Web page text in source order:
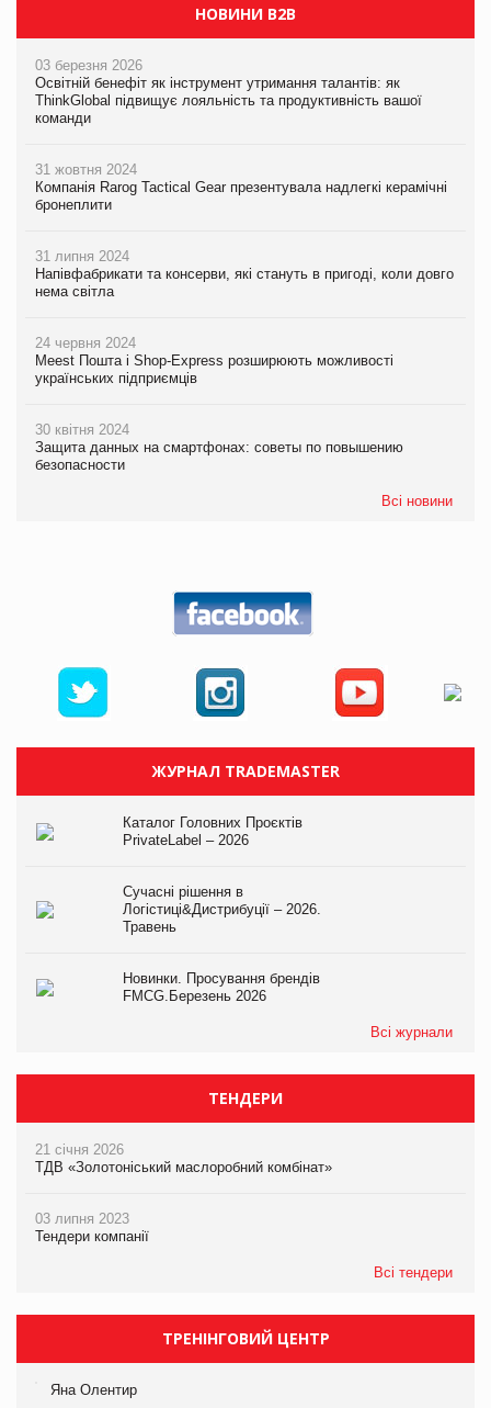
НОВИНИ B2B
03 березня 2026
Освітній бенефіт як інструмент утримання талантів: як
ThinkGlobal підвищує лояльність та продуктивність вашої
команди
31 жовтня 2024
Компанія Rarog Tactical Gear презентувала надлегкі керамічні
бронеплити
31 липня 2024
Напівфабрикати та консерви, які стануть в пригоді, коли довго
нема світла
24 червня 2024
Meest Пошта і Shop-Express розширюють можливості
українських підприємців
30 квітня 2024
Защита данных на смартфонах: советы по повышению
безопасности
Всі новини
ЖУРНАЛ TRADEMASTER
Каталог Головних Проєктів
PrivateLabel – 2026
Сучасні рішення в
Логістиці&Дистрибуції – 2026.
Травень
Новинки. Просування брендів
FMCG.Березень 2026
Всі журнали
ТЕНДЕРИ
21 січня 2026
ТДВ «Золотоніський маслоробний комбінат»
03 липня 2023
Тендери компанії
Всі тендери
ТРЕНІНГОВИЙ ЦЕНТР
Яна Олентир